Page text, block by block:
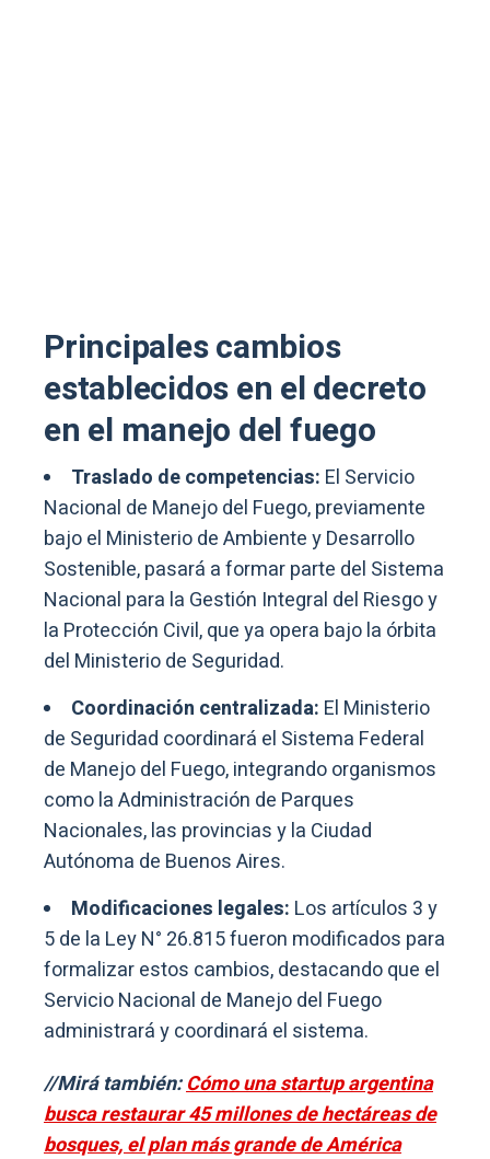
Principales cambios
establecidos en el decreto
en el manejo del fuego
Traslado de competencias: El Servicio
Nacional de Manejo del Fuego, previamente
bajo el Ministerio de Ambiente y Desarrollo
Sostenible, pasará a formar parte del Sistema
Nacional para la Gestión Integral del Riesgo y
la Protección Civil, que ya opera bajo la órbita
del Ministerio de Seguridad.
Coordinación centralizada: El Ministerio
de Seguridad coordinará el Sistema Federal
de Manejo del Fuego, integrando organismos
como la Administración de Parques
Nacionales, las provincias y la Ciudad
Autónoma de Buenos Aires.
Modificaciones legales: Los artículos 3 y
5 de la Ley N° 26.815 fueron modificados para
formalizar estos cambios, destacando que el
Servicio Nacional de Manejo del Fuego
administrará y coordinará el sistema.
//Mirá también:Cómo una startup argentina
busca restaurar 45 millones de hectáreas de
bosques, el plan más grande de América